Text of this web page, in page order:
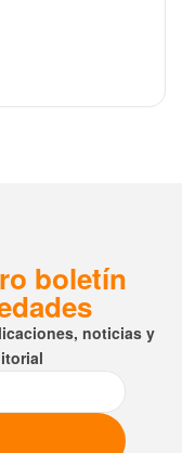
boletín
noticias y